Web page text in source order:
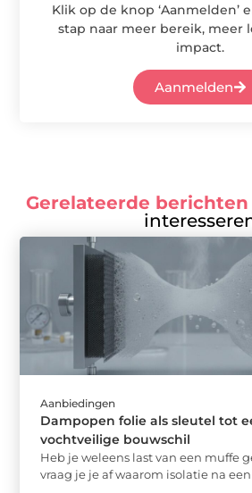
Klik op de knop ‘Aanmelden’
stap naar meer bereik, meer
impact.
Aanmelden
Gerelateerde berichten
Aanbiedingen
Dampopen folie als sleutel tot
vochtveilige bouwschil
Heb je weleens last van een muffe
vraag je je af waarom isolatie na een